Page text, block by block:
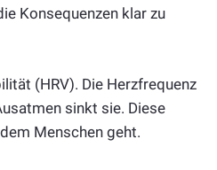
Konsequenzen klar zu
(HRV). Die Herzfrequenz
sinkt sie. Diese
Menschen geht.